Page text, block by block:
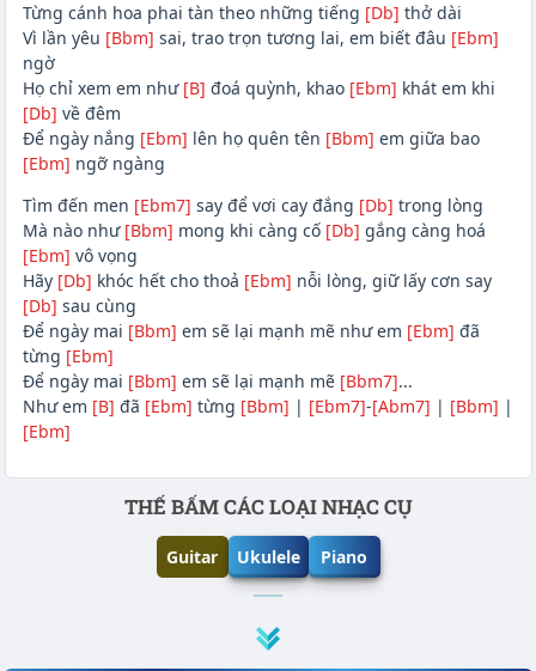
Từng cánh hoa phai tàn theo những tiếng [Db] thở dài
Vì lần yêu [Bbm] sai, trao trọn tương lai, em biết đâu [Ebm]
ngờ
Họ chỉ xem em như [B] đoá quỳnh, khao [Ebm] khát em khi
[Db] về đêm
Để ngày nắng [Ebm] lên họ quên tên [Bbm] em giữa bao
[Ebm] ngỡ ngàng
Tìm đến men [Ebm7] say để vơi cay đắng [Db] trong lòng
Mà nào như [Bbm] mong khi càng cố [Db] gắng càng hoá
[Ebm] vô vọng
Hãy [Db] khóc hết cho thoả [Ebm] nỗi lòng, giữ lấy cơn say
[Db] sau cùng
Để ngày mai [Bbm] em sẽ lại mạnh mẽ như em [Ebm] đã
từng [Ebm]
Để ngày mai [Bbm] em sẽ lại mạnh mẽ [Bbm7]...
Như em [B] đã [Ebm] từng [Bbm] | [Ebm7]-[Abm7] | [Bbm] |
[Ebm]
Phần nội dungTHẾ BẤM CÁC LOẠI NHẠC CỤ
Guitar Ukulele Piano